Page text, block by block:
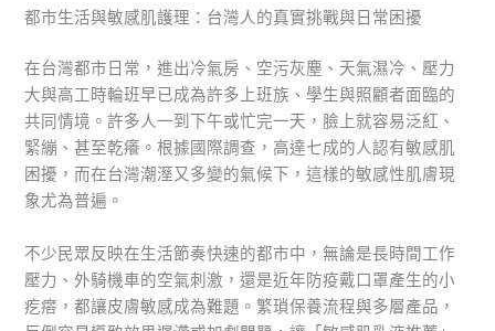
都市生活與敏感肌護理：台灣人的真實挑戰與日常困擾
在台灣都市日常，進出冷氣房、空污灰塵、天氣濕冷、壓力
大與高工時輪班早已成為許多上班族、學生與照顧者面臨的
共同情境。許多人一到下午或忙完一天，臉上就容易泛紅、
緊繃、甚至乾癢。根據國際調查，高達七成的人認有敏感肌
困擾，而在台灣潮溼又多變的氣候下，這樣的敏感性肌膚現
象尤為普遍。
不少民眾反映在生活節奏快速的都市中，無論是長時間工作
壓力、外騎機車的空氣刺激，還是近年防疫戴口罩產生的小
疙瘩，都讓皮膚敏感成為難題。繁瑣保養流程與多層產品，